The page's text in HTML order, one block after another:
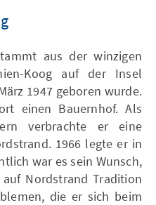
aus der winzigen
Koog auf der Insel
1947 geboren wurde.
einen Bauernhof. Als
verbrachte er eine
1966 legte er in
war es sein Wunsch,
Nordstrand Tradition
die er sich beim